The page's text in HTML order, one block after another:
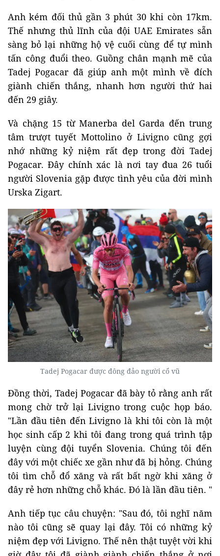
Anh kém đối thủ gần 3 phút 30 khi còn 17km.
Thế nhưng thủ lĩnh của đội UAE Emirates sẵn
sàng bỏ lại những hộ vệ cuối cùng để tự mình
tấn công đuổi theo. Guồng chân mạnh mẽ của
Tadej Pogacar đã giúp anh một mình về đích
giành chiến thắng, nhanh hơn người thứ hai
đến 29 giây.
Và chặng 15 từ Manerba del Garda đến trung
tâm trượt tuyết Mottolino ở Livigno cũng gợi
nhớ những kỷ niệm rất đẹp trong đời Tadej
Pogacar. Đây chính xác là nơi tay đua 26 tuổi
người Slovenia gặp được tình yêu của đời mình
Urska Zigart.
Tadej Pogacar được đông đảo người cổ vũ
Đồng thời, Tadej Pogacar đã bày tỏ rằng anh rất
mong chờ trở lại Livigno trong cuộc họp báo.
"Lần đầu tiên đến Livigno là khi tôi còn là một
học sinh cấp 2 khi tôi đang trong quá trình tập
luyện cùng đội tuyển Slovenia. Chúng tôi đến
đây với một chiếc xe gần như đã bị hỏng. Chúng
tôi tìm chỗ đổ xăng và rất bất ngờ khi xăng ở
đây rẻ hơn những chỗ khác. Đó là lần đầu tiên. "
Anh tiếp tục câu chuyện: "Sau đó, tôi nghĩ năm
nào tôi cũng sẽ quay lại đây. Tôi có những kỷ
niệm đẹp với Livigno. Thế nên thật tuyệt vời khi